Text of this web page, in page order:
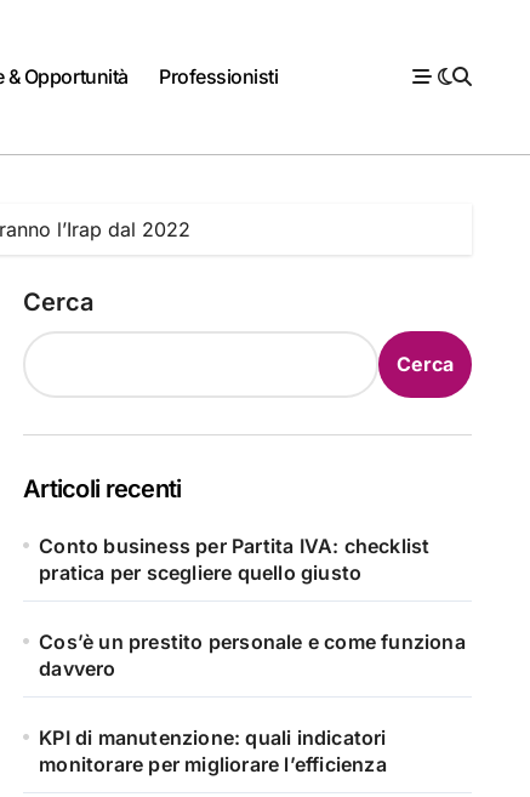
& Opportunità Professionisti
l’Irap dal 2022
Cerca
Cerca
Articoli recenti
Conto business per Partita IVA: checklist
pratica per scegliere quello giusto
Cos’è un prestito personale e come funziona
davvero
KPI di manutenzione: quali indicatori
monitorare per migliorare l’efficienza